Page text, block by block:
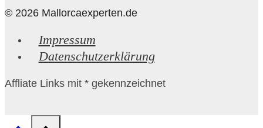
© 2026 Mallorcaexperten.de
Impressum
Datenschutzerklärung
Affliate Links mit * gekennzeichnet